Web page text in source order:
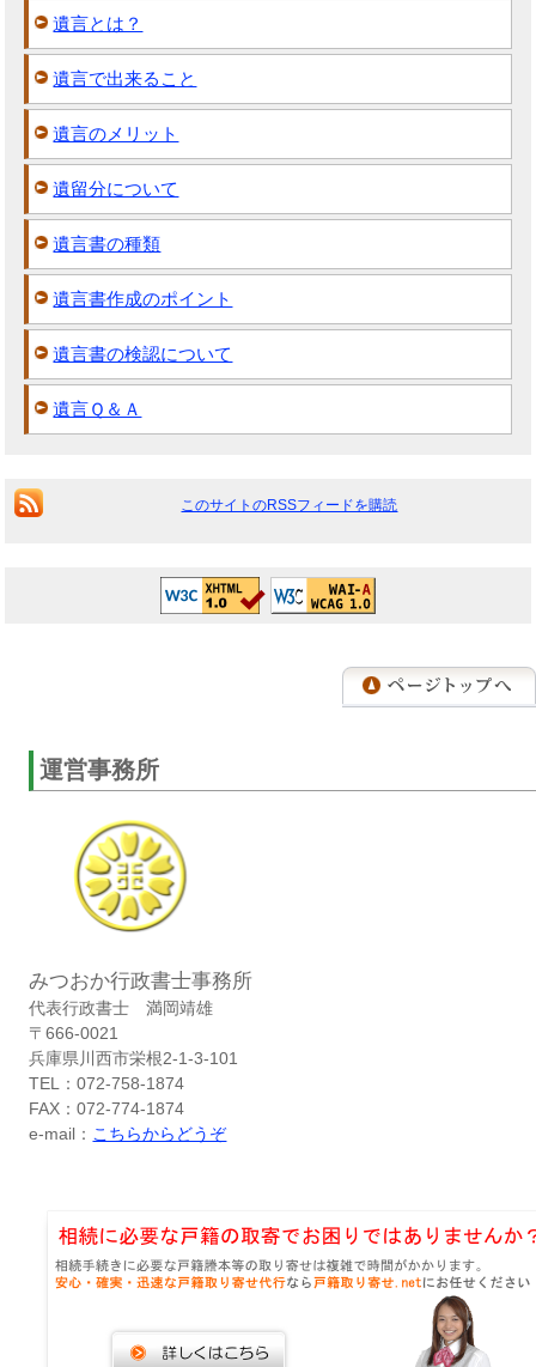
遺言とは？
遺言で出来ること
遺言のメリット
遺留分について
遺言書の種類
遺言書作成のポイント
遺言書の検認について
遺言Ｑ＆Ａ
このサイトのRSSフィードを購読
運営事務所
みつおか行政書士事務所
代表行政書士 満岡靖雄
〒666-0021
兵庫県川西市栄根2-1-3-101
TEL：072-758-1874
FAX：072-774-1874
e-mail： こちらからどうぞ